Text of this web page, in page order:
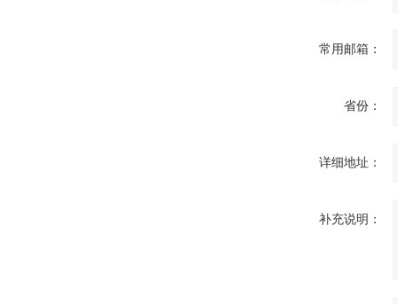
常用邮箱：
省份：
详细地址：
补充说明：